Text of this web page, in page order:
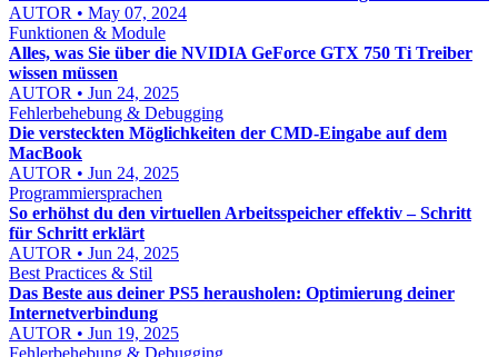
AUTOR • May 07, 2024
Funktionen & Module
Alles, was Sie über die NVIDIA GeForce GTX 750 Ti Treiber
wissen müssen
AUTOR • Jun 24, 2025
Fehlerbehebung & Debugging
Die versteckten Möglichkeiten der CMD-Eingabe auf dem
MacBook
AUTOR • Jun 24, 2025
Programmiersprachen
So erhöhst du den virtuellen Arbeitsspeicher effektiv – Schritt
für Schritt erklärt
AUTOR • Jun 24, 2025
Best Practices & Stil
Das Beste aus deiner PS5 herausholen: Optimierung deiner
Internetverbindung
AUTOR • Jun 19, 2025
Fehlerbehebung & Debugging